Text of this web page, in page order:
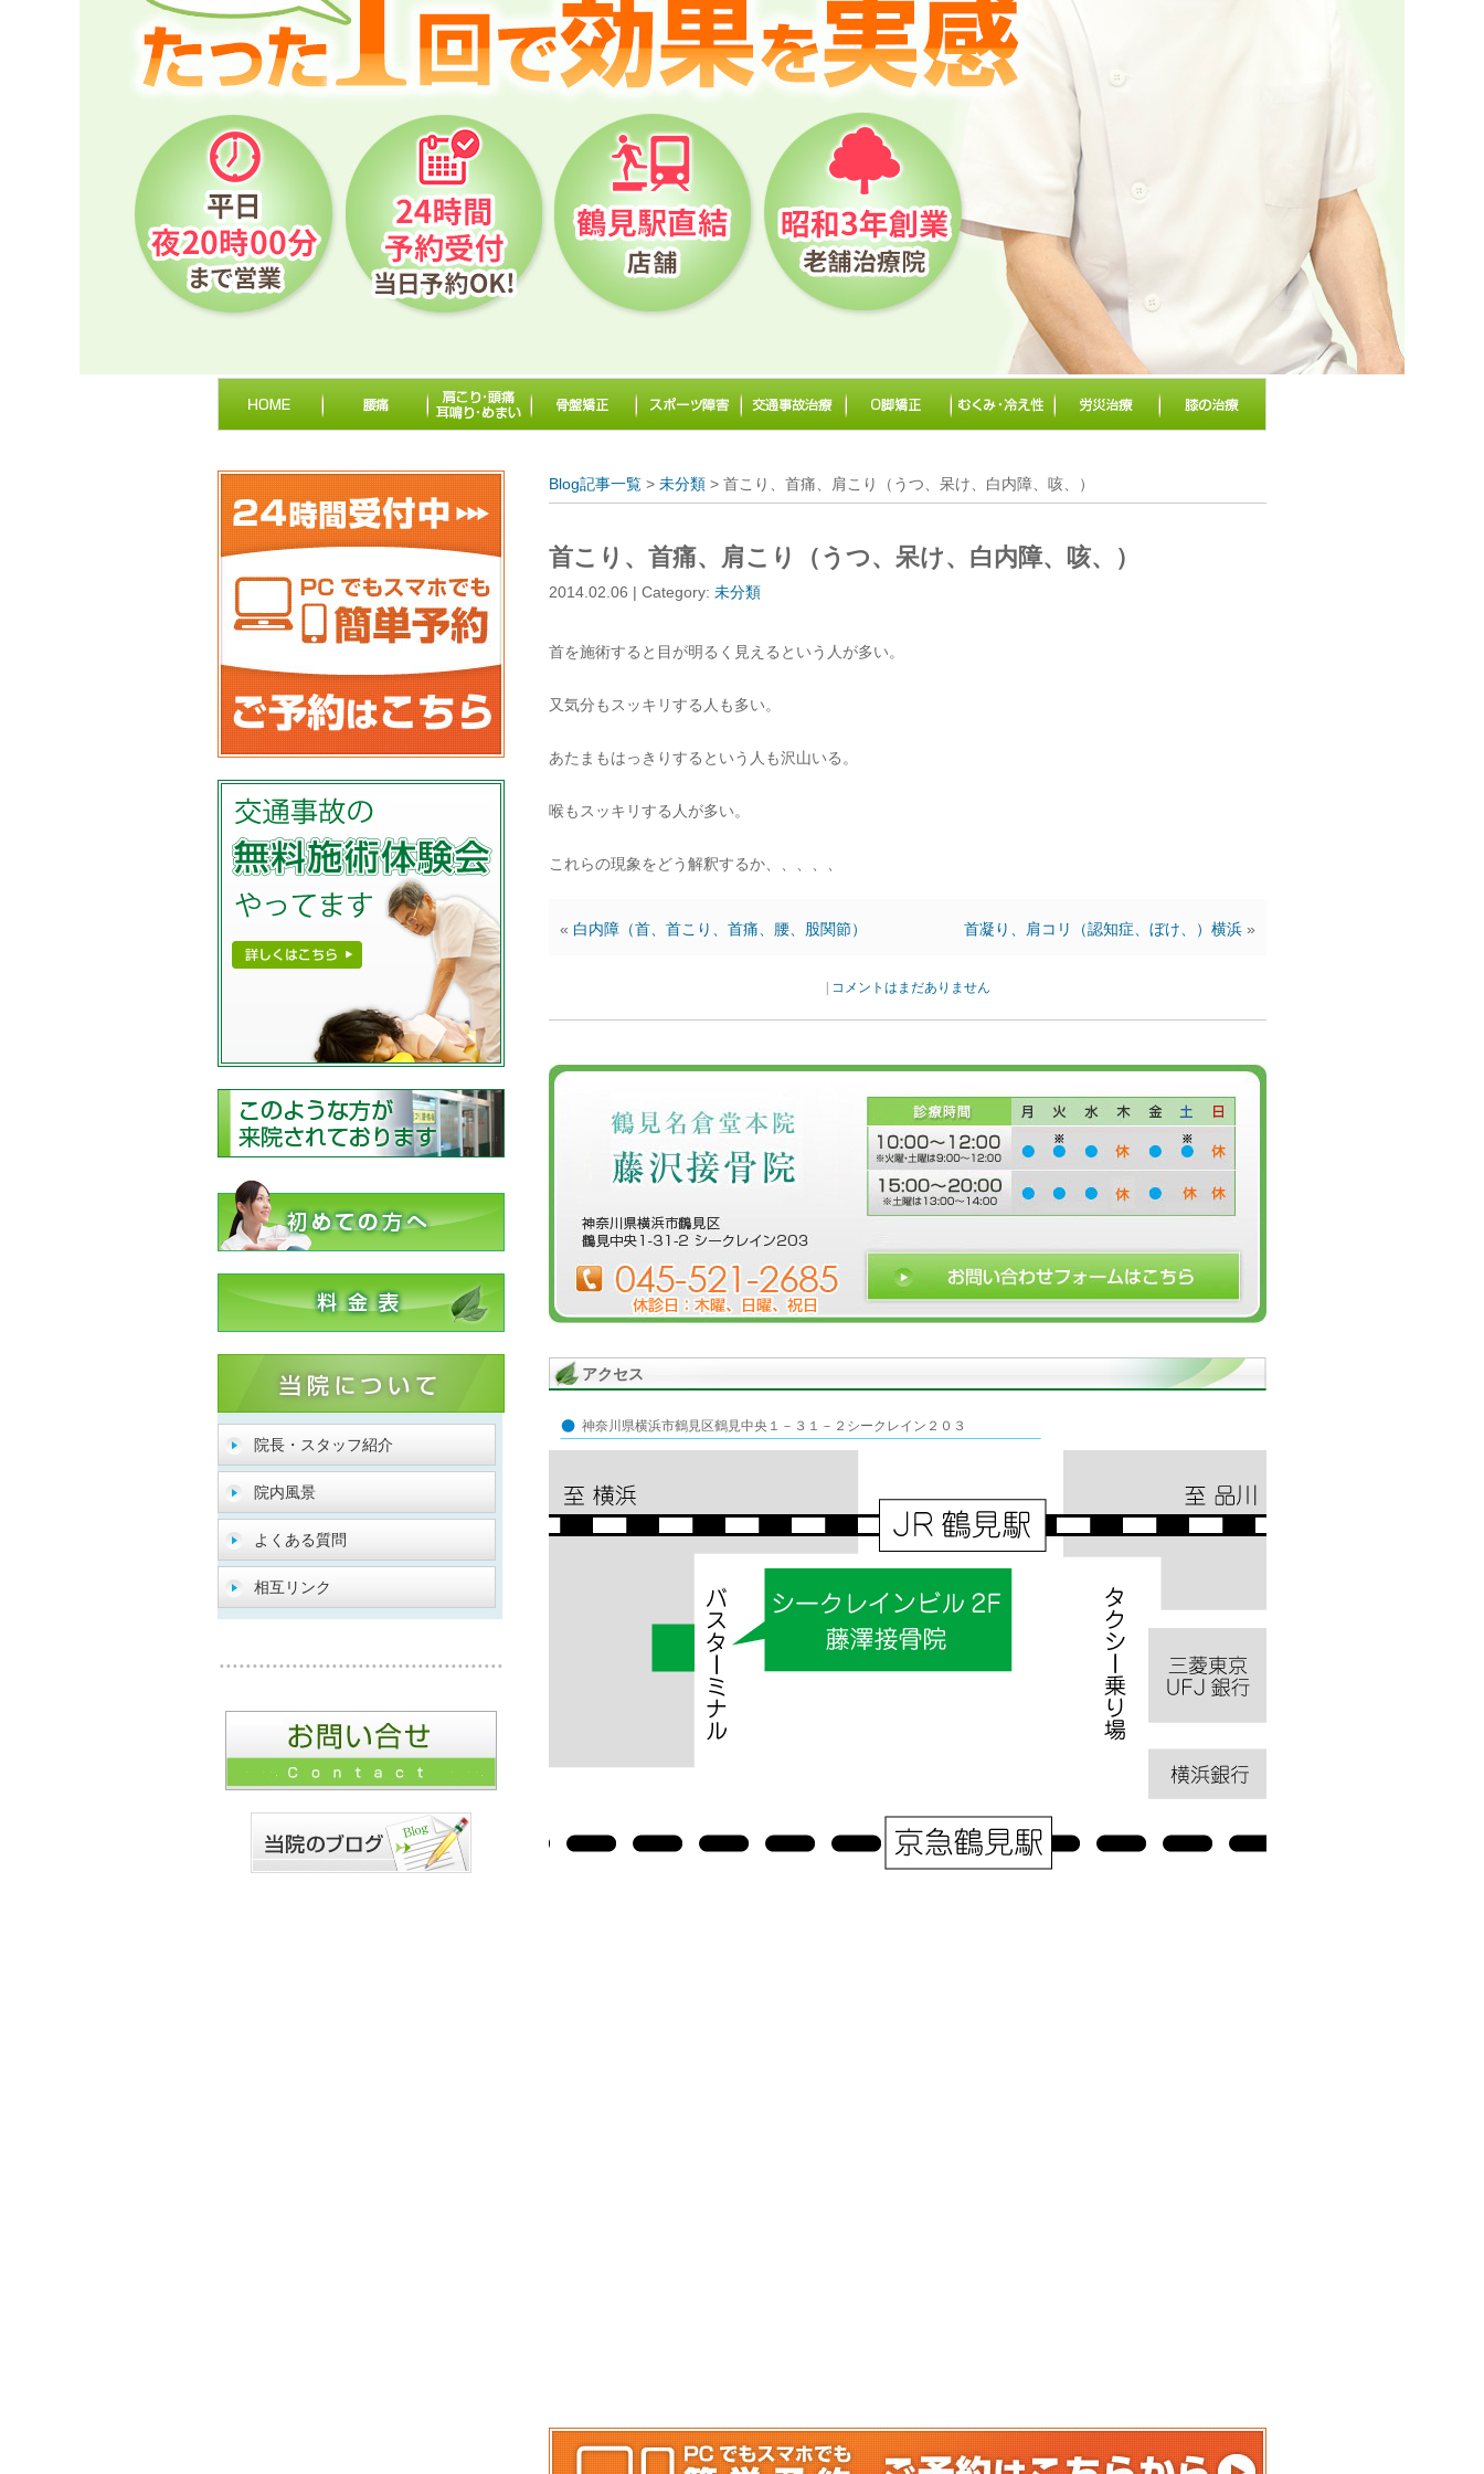
院長・スタッフ紹介
院内風景
よくある質問
相互リンク
Blog記事一覧 > 未分類 > 首こり、首痛、肩こり（うつ、呆け、白内障、咳、）
首こり、首痛、肩こり（うつ、呆け、白内障、咳、）
2014.02.06 | Category: 未分類
首を施術すると目が明るく見えるという人が多い。
又気分もスッキリする人も多い。
あたまもはっきりするという人も沢山いる。
喉もスッキリする人が多い。
これらの現象をどう解釈するか、、、、、
首凝り、肩コリ（認知症、ぼけ、）横浜 »
« 白内障（首、首こり、首痛、腰、股関節）
コメントはまだありません
アクセス
神奈川県横浜市鶴見区鶴見中央１－３１－２シークレイン２０３